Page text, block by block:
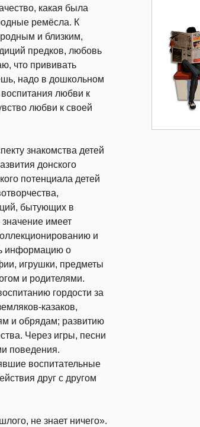
какая была
ремёсла. К
и близким,
предков, любовь
что прививать
надо в дошкольном
любви к
любви к своей
знакомства детей
донского
потенциала детей
бытующих в
имеет
и
информацию о
игрушки, предметы
и родителями.
гордости за
казаков,
и обрядам; развитию
Через игры, песни
поведения.
воспитательные
друг с другом
не знает ничего».